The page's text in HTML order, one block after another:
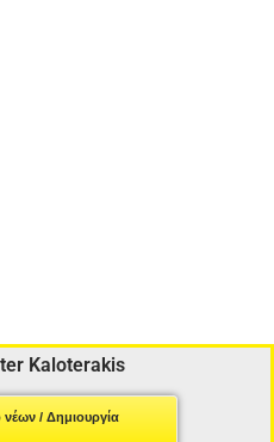
Kaloterakis
/ Δημιουργία